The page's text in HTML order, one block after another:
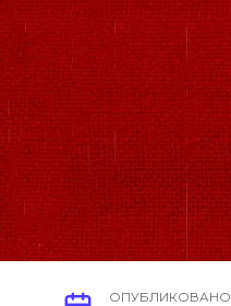
ОПУБЛИКОВАНО